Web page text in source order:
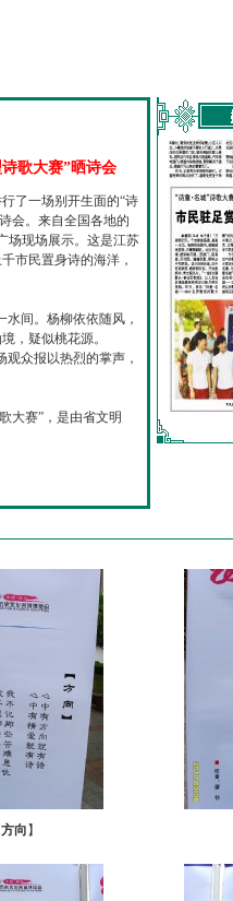
歌大赛”晒诗会
了一场别开生面的“诗
会。来自全国各地的
场现场展示。这是江苏
市民置身诗的海洋，
间。杨柳依依随风，
，疑似桃花源。
众报以热烈的掌声，
大赛”，是由省文明
方向 】